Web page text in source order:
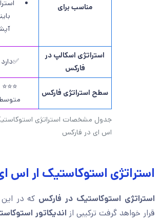
جدول مشخصات استراتژی
اس ای در فارکس
مناسب برای
استراتژی اسکالپ در
فارکس
✅دارد
سطح استراتژی فارکس
⭐⭐⭐
استراتژی استوکاستیک ار اس
استراتژی استوکاستیک در فارکس که در
قرار خواهد گرفت ترکیبی از اندیکاتور